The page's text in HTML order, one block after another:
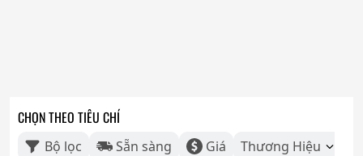
CHỌN THEO TIÊU CHÍ
Bộ lọc Sẵn sàng Giá Thương Hiệu